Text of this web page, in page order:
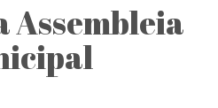
Assembleia